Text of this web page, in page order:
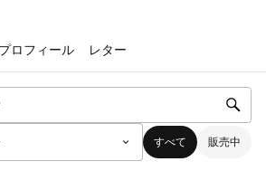
プロフィール レター
すべて 販売中